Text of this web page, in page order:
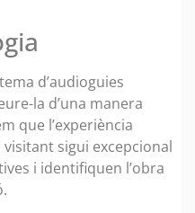
d’audioguies
la d’una manera
que l’experiència
sigui excepcional
i identifiquen l’obra